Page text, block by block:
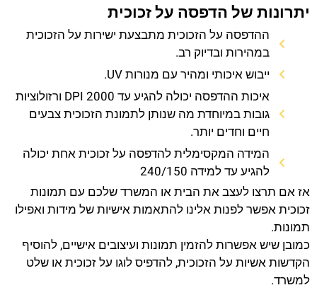
יתרונות של הדפסה על זכוכית
ההדפסה על הזכוכית מתבצעת ישירות על הזכוכית
במהירות ובדיוק רב.
ייבוש איכותי ומהיר עם מנורות UV.
איכות ההדפסה יכולה להגיע עד 2000 DPI ורזולוציות
גובות במיוחדת מה שנותן לתמונת הזכוכית צבעים
חיים וחדים יותר.
המידה המקסימלית להדפסה על זכוכית אחת יכולה
להגיע עד למידה 240/150
אז אם תרצו לעצב את הבית או המשרד שלכם עם תמונות
זכוכית אפשר לפנות אלינו להתאמות אישיות של מידות ואפילו
תמונות.
כמובן שיש אפשרות להזמין תמונות ועיצובים אישיים, להוסיף
הקדשות אשיות על הזכוכית, להדפיס לוגו על זכוכית או שלט
למשרד.